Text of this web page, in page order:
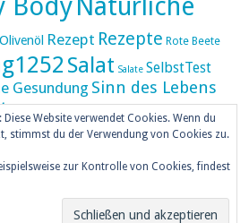
Natürliche
Olivenöl Rezept Rezepte Rote Beete
Salat Salate SelbstTest
Gesundung Sinn des Lebens
Ultramarathon
Weihnachten
weiser UHU
Website verwendet Cookies. Wenn du
stimmst du der Verwendung von Cookies zu.
zur Kontrolle von Cookies, findest